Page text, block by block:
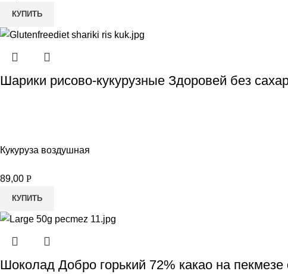
КУПИТЬ
Шарики рисово-кукурузные Здоровей без
Кукуруза воздушная
89,00 Р
КУПИТЬ
Шоколад Добро горький 72% какао на